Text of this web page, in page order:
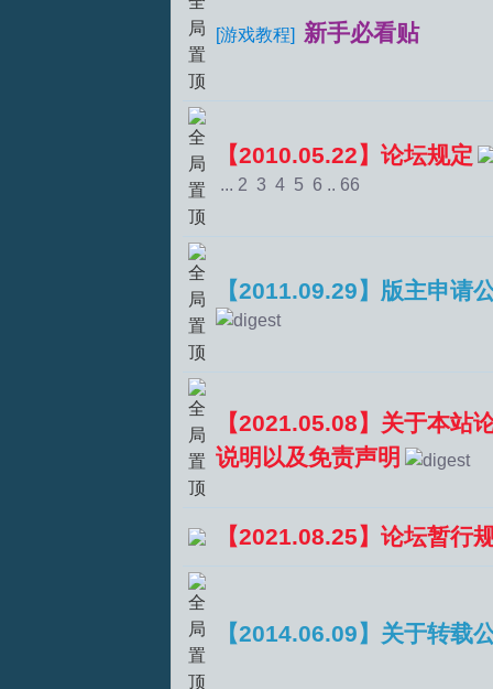
[游戏教程] 新手必看贴
【2010.05.22】论坛规定
... 2 3 4 5 6 .. 66
【2011.09.29】版主申请
【2021.05.08】关于本站
说明以及免责声明
【2021.08.25】论坛暂行
【2014.06.09】关于转载